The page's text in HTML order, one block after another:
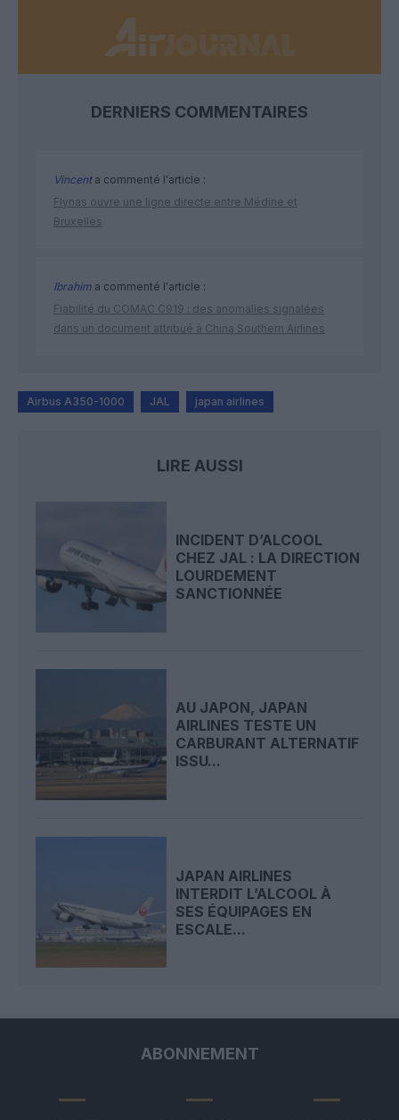
DERNIERS COMMENTAIRES
Vincenta commenté l'article :
Flynas ouvre une ligne directe entre Médine et
Bruxelles
Ibrahim a commenté l'article :
Fiabilité du COMAC C919 : des anomalies signalées
dans un document attribué à China Southern Airlines
Airbus A350-1000 JAL japan airlines
LIRE AUSSI
INCIDENT D’ALCOOL
CHEZ JAL : LA DIRECTION
LOURDEMENT
SANCTIONNÉE
AU JAPON, JAPAN
AIRLINES TESTE UN
CARBURANT ALTERNATIF
ISSU...
JAPAN AIRLINES
INTERDIT L’ALCOOL À
SES ÉQUIPAGES EN
ESCALE...
ABONNEMENT